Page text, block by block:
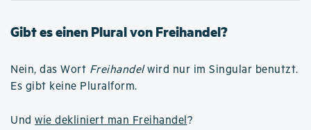
Gibt es einen Plural von Freihandel?
Nein, das Wort Freihandelwird nur im Singular benutzt.
Es gibt keine Pluralform.
Und wie dekliniert man Freihandel?